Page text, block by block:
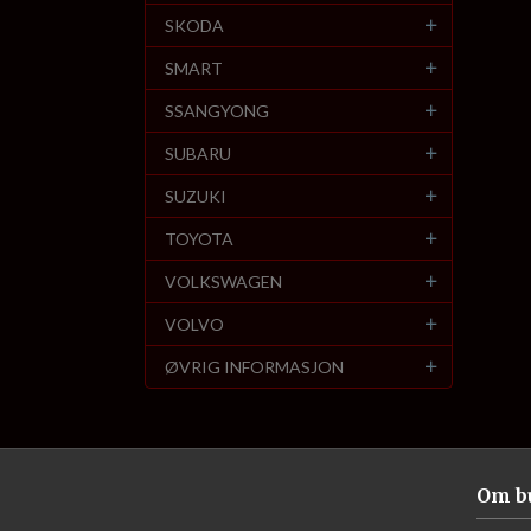
SKODA
SMART
SSANGYONG
SUBARU
SUZUKI
TOYOTA
VOLKSWAGEN
VOLVO
ØVRIG INFORMASJON
Om